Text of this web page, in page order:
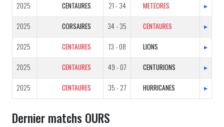
2025 CENTAURES 21 - 34 METEORES ▸
2025 CORSAIRES 34 - 35 CENTAURES ▸
2025 CENTAURES 13 - 08 LIONS ▸
2025 CENTAURES 49 - 07 CENTURIONS ▸
2025 CENTAURES 35 - 27 HURRICANES ▸
Dernier matchs OURS